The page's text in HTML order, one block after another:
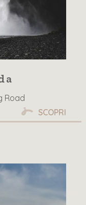
Road
SCOPRI